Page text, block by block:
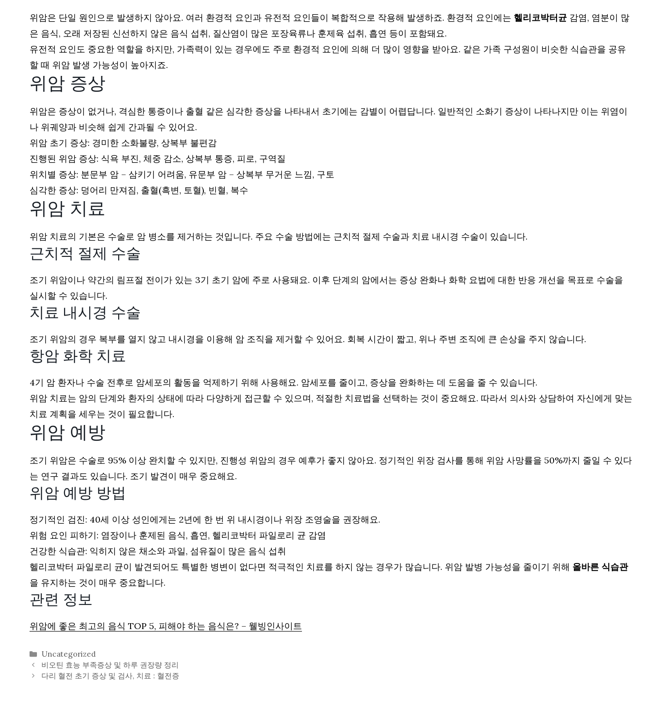
위암은 단일 원인으로 발생하지 않아요. 여러 환경적 요인과 유전적 요인들이 복합적으로 작용해 발생하죠. 환경적 요인에는 헬리코박터균 감염, 염분이 많
은 음식, 오래 저장된 신선하지 않은 음식 섭취, 질산염이 많은 포장육류나 훈제육 섭취, 흡연 등이 포함돼요.
유전적 요인도 중요한 역할을 하지만, 가족력이 있는 경우에도 주로 환경적 요인에 의해 더 많이 영향을 받아요. 같은 가족 구성원이 비슷한 식습관을 공유
할 때 위암 발생 가능성이 높아지죠.
위암 증상
위암은 증상이 없거나, 격심한 통증이나 출혈 같은 심각한 증상을 나타내서 초기에는 감별이 어렵답니다. 일반적인 소화기 증상이 나타나지만 이는 위염이
나 위궤양과 비슷해 쉽게 간과될 수 있어요.
위암 초기 증상: 경미한 소화불량, 상복부 불편감
진행된 위암 증상: 식욕 부진, 체중 감소, 상복부 통증, 피로, 구역질
위치별 증상: 분문부 암 – 삼키기 어려움, 유문부 암 – 상복부 무거운 느낌, 구토
심각한 증상: 덩어리 만져짐, 출혈(흑변, 토혈), 빈혈, 복수
위암 치료
위암 치료의 기본은 수술로 암 병소를 제거하는 것입니다. 주요 수술 방법에는 근치적 절제 수술과 치료 내시경 수술이 있습니다.
근치적 절제 수술
조기 위암이나 약간의 림프절 전이가 있는 3기 초기 암에 주로 사용돼요. 이후 단계의 암에서는 증상 완화나 화학 요법에 대한 반응 개선을 목표로 수술을
실시할 수 있습니다.
치료 내시경 수술
조기 위암의 경우 복부를 열지 않고 내시경을 이용해 암 조직을 제거할 수 있어요. 회복 시간이 짧고, 위나 주변 조직에 큰 손상을 주지 않습니다.
항암 화학 치료
4기 암 환자나 수술 전후로 암세포의 활동을 억제하기 위해 사용해요. 암세포를 줄이고, 증상을 완화하는 데 도움을 줄 수 있습니다.
위암 치료는 암의 단계와 환자의 상태에 따라 다양하게 접근할 수 있으며, 적절한 치료법을 선택하는 것이 중요해요. 따라서 의사와 상담하여 자신에게 맞는
치료 계획을 세우는 것이 필요합니다.
위암 예방
조기 위암은 수술로 95% 이상 완치할 수 있지만, 진행성 위암의 경우 예후가 좋지 않아요. 정기적인 위장 검사를 통해 위암 사망률을 50%까지 줄일 수 있다
는 연구 결과도 있습니다. 조기 발견이 매우 중요해요.
위암 예방 방법
정기적인 검진: 40세 이상 성인에게는 2년에 한 번 위 내시경이나 위장 조영술을 권장해요.
위험 요인 피하기: 염장이나 훈제된 음식, 흡연, 헬리코박터 파일로리 균 감염
건강한 식습관: 익히지 않은 채소와 과일, 섬유질이 많은 음식 섭취
헬리코박터 파일로리 균이 발견되어도 특별한 병변이 없다면 적극적인 치료를 하지 않는 경우가 많습니다. 위암 발병 가능성을 줄이기 위해 올바른 식습관
을 유지하는 것이 매우 중요합니다.
관련 정보
위암에 좋은 최고의 음식 TOP 5, 피해야 하는 음식은? – 웰빙인사이트
카
테
고
Uncategorized
비오틴 효능 부족증상 및 하루 권장량 정리
다리 혈전 초기 증상 및 검사, 치료 : 혈전증